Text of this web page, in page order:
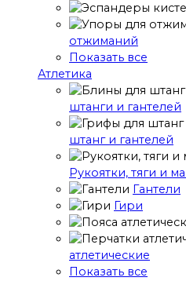
отжиманий
Показать все
Атлетика
штанги и гантелей
штанг и гантелей
Рукоятки, тяги и
Гантели
Гири
атлетические
Показать все